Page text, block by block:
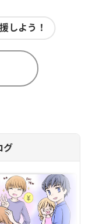
しよう！
グ